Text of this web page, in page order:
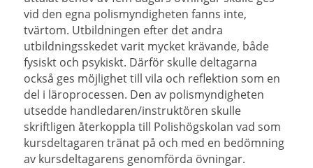
vid den egna polismyndigheten fanns inte,
tvärtom. Utbildningen efter det andra
utbildningsskedet varit mycket krävande, både
fysiskt och psykiskt. Därför skulle deltagarna
också ges möjlighet till vila och reflektion som en
del i läroprocessen. Den av polismyndigheten
utsedde handledaren/instruktören skulle
skriftligen återkoppla till Polishögskolan vad som
kursdeltagaren tränat på och med en bedömning
av kursdeltagarens genomförda övningar.